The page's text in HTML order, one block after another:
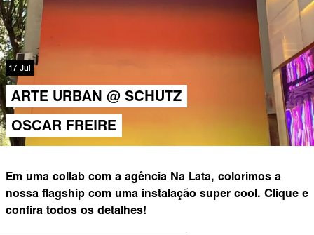
17 Jul
ARTE URBAN @ SCHUTZ
OSCAR FREIRE
Em uma collab com a agência Na Lata, colorimos a
nossa flagship com uma instalação super cool. Clique e
confira todos os detalhes!